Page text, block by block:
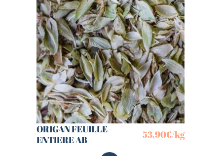
ORIGAN FEUILLE
ENTIERE AB
53,90€/kg